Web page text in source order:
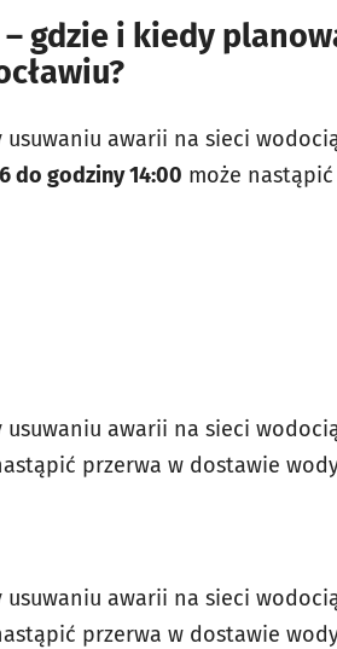
gdzie i kiedy
awarii na sieci
do godziny 14:00 może
awarii na sieci
przerwa w dostawie
awarii na sieci
przerwa w dostawie